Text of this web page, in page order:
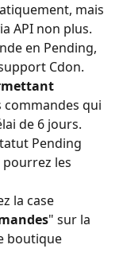
mais
API non plus.
en Pending,
Cdon.
commandes qui
de 6 jours.
Pending
les
la case
" sur la
boutique